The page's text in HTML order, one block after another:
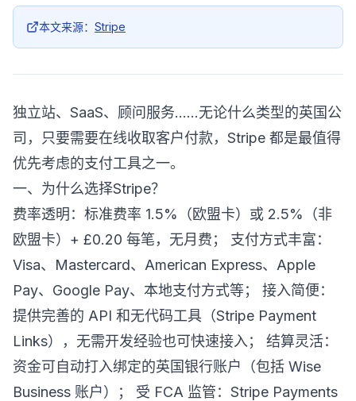
本文来源： Stripe
独立站、SaaS、顾问服务……无论什么类型的英国公
司，只要需要在线收取客户付款，Stripe 都是最值得
优先考虑的支付工具之一。
一、为什么选择Stripe？
费率透明：标准费率 1.5%（欧盟卡）或 2.5%（非
欧盟卡）+ £0.20 每笔，无月费； 支付方式丰富：
Visa、Mastercard、American Express、Apple
Pay、Google Pay、本地支付方式等； 接入简便：
提供完善的 API 和无代码工具（Stripe Payment
Links），无需开发经验也可快速接入； 结算灵活：
资金可自动打入绑定的英国银行账户（包括 Wise
Business 账户）； 受 FCA 监管：Stripe Payments